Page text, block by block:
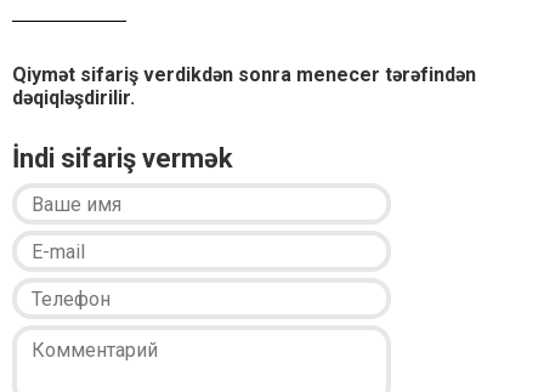
Qiymət sifariş verdikdən sonra menecer tərəfindən
dəqiqləşdirilir.
İndi sifariş vermək